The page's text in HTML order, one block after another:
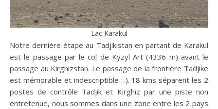
Lac Karakul
Notre dernière étape au Tadjikistan en partant de Karakul
est le passage par le col de Kyzyl Art (4336 m) avant le
passage au Kirghizstan. Le passage de la frontière Tadjike
est mémorable et indescriptible :-). 18 kms séparent les 2
postes de contrôle Tadjik et Kirghiz par une piste non
entretenue, nous sommes dans une zone entre les 2 pays